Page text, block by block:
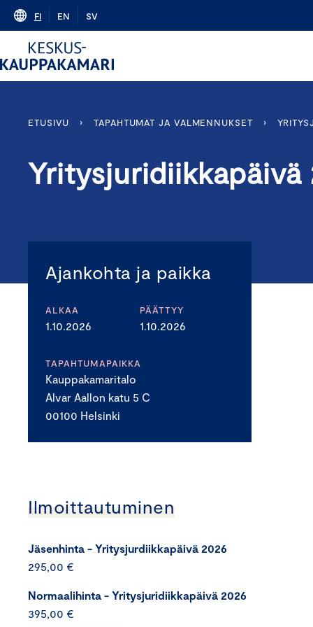
Skip
content
FI EN SV
ETUSIVU › TAPAHTUMAT JA VALMENNUKSET ›
Yritysjuridiikkapäivä
Ajankohta ja paikka
ALKAA
1.10.2026
PÄÄTTYY
1.10.2026
TAPAHTUMAPAIKKA
Kauppakamaritalo
Alvar Aallon katu 5 C
00100 Helsinki
Ilmoittautuminen
Jäsenhinta - Yritysjurdiikkapäivä 2026
295,00 €
Normaalihinta - Yritysjuridiikkapäivä 2026
395,00 €